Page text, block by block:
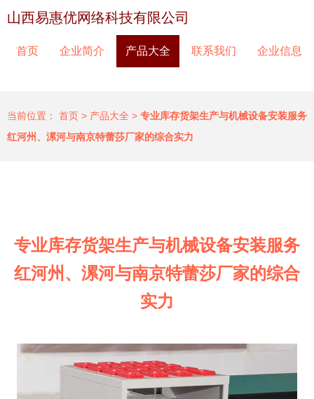
山西易惠优网络科技有限公司
首页 企业简介 产品大全 联系我们 企业信息
当前位置： 首页 > 产品大全 > 专业库存货架生产与机械设备安装服务
红河州、漯河与南京特蕾莎厂家的综合实力
专业库存货架生产与机械设备安装服务
红河州、漯河与南京特蕾莎厂家的综合
实力